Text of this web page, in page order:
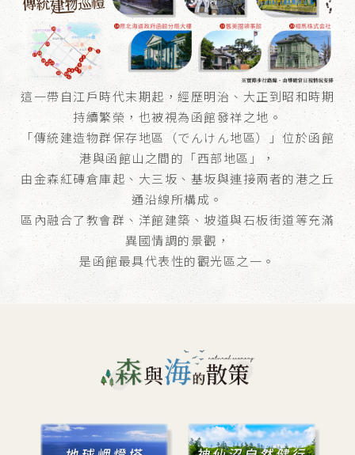
這一帶自江戶時代末期起，經歷明治、大正到昭和時期
持續繁榮，也被視為函館發祥之地。
「傳統建造物群保存地區（でんけん地區）」位於函館
港與函館山之間的「西部地區」，
由金森紅磚倉庫起、大三坂、基坂與連接兩者的港之丘
通沿線所構成。
區內融合了教會群、洋館建築、坡道與石板街道等充滿
異國情調的景觀，
是函館最具代表性的觀光區之一。